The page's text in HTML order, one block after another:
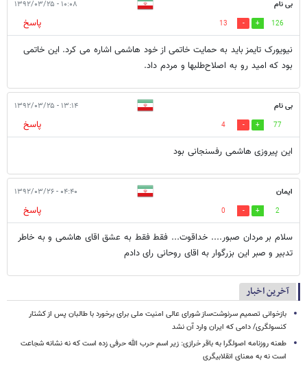
بی نام ۱۰:۰۸ - ۱۳۹۲/۰۳/۲۵
126
13
پاسخ
نیویورک تایمز باید به حمایت خاتمی از خود هاشمی اشاره می کرد. این خاتمی
بود که امید رو به اصلاح‌طلبها و مردم داد.
بی نام ۱۳:۱۴ - ۱۳۹۲/۰۳/۲۵
77
4
پاسخ
این پیروزی هاشمی رفسنجانی بود
ایمان ۰۴:۴۰ - ۱۳۹۲/۰۳/۲۶
2
0
پاسخ
سلام بر مردان صبور.... خداقوت... فقط فقط به عشق اقای هاشمی و به خاطر
تدبیر و صبر این بزرگوار به اقای روحانی رای دادم
آخرین اخبار
بازخوانی تصمیم سرنوشت‌ساز شورای عالی امنیت ملی برای برخورد با طالبان پس از کشتار
کنسولگری/ دامی که ایران وارد آن نشد
طعنه روزنامه اصولگرا به باقر خرازی: زیر اسم حرب الله حرفی زده است که نه نشانه شجاعت
است نه به معنای انقلابیگری